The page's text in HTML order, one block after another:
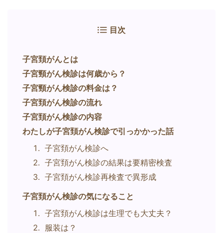
目次
子宮頚がんとは
子宮頸がん検診は何歳から？
子宮頸がん検診の料金は？
子宮頚がん検診の流れ
子宮頚がん検診の内容
わたしが子宮頚がん検診で引っかかった話
子宮頚がん検診へ
子宮頚がん検診の結果は要精密検査
子宮頚がん検診再検査で異形成
子宮頚がん検診の気になること
子宮頚がん検診は生理でも大丈夫？
服装は？